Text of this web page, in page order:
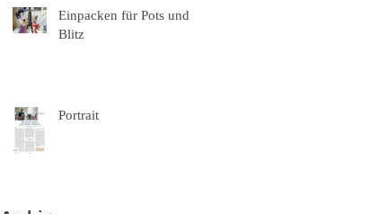
Einpacken für Pots und
Blitz
Portrait